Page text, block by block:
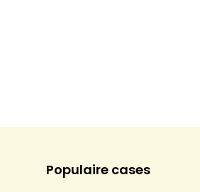
Populaire cases